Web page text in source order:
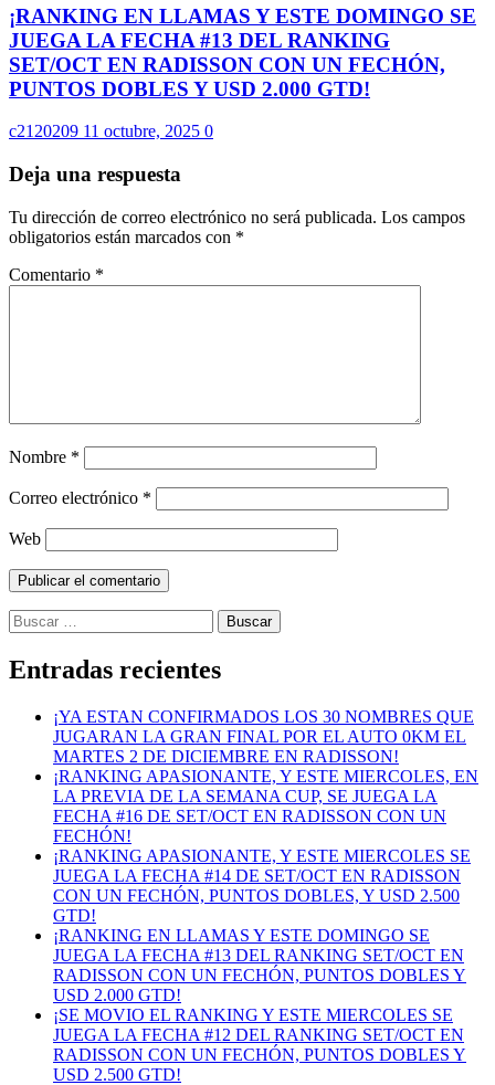
¡RANKING EN LLAMAS Y ESTE DOMINGO SE
JUEGA LA FECHA #13 DEL RANKING
SET/OCT EN RADISSON CON UN FECHÓN,
PUNTOS DOBLES Y USD 2.000 GTD!
c2120209 11 octubre, 2025 0
Deja una respuesta
Tu dirección de correo electrónico no será publicada. Los campos
obligatorios están marcados con *
Comentario *
Nombre *
Correo electrónico *
Web
Buscar:
Entradas recientes
¡YA ESTAN CONFIRMADOS LOS 30 NOMBRES QUE
JUGARAN LA GRAN FINAL POR EL AUTO 0KM EL
MARTES 2 DE DICIEMBRE EN RADISSON!
¡RANKING APASIONANTE, Y ESTE MIERCOLES, EN
LA PREVIA DE LA SEMANA CUP, SE JUEGA LA
FECHA #16 DE SET/OCT EN RADISSON CON UN
FECHÓN!
¡RANKING APASIONANTE, Y ESTE MIERCOLES SE
JUEGA LA FECHA #14 DE SET/OCT EN RADISSON
CON UN FECHÓN, PUNTOS DOBLES, Y USD 2.500
GTD!
¡RANKING EN LLAMAS Y ESTE DOMINGO SE
JUEGA LA FECHA #13 DEL RANKING SET/OCT EN
RADISSON CON UN FECHÓN, PUNTOS DOBLES Y
USD 2.000 GTD!
¡SE MOVIO EL RANKING Y ESTE MIERCOLES SE
JUEGA LA FECHA #12 DEL RANKING SET/OCT EN
RADISSON CON UN FECHÓN, PUNTOS DOBLES Y
USD 2.500 GTD!